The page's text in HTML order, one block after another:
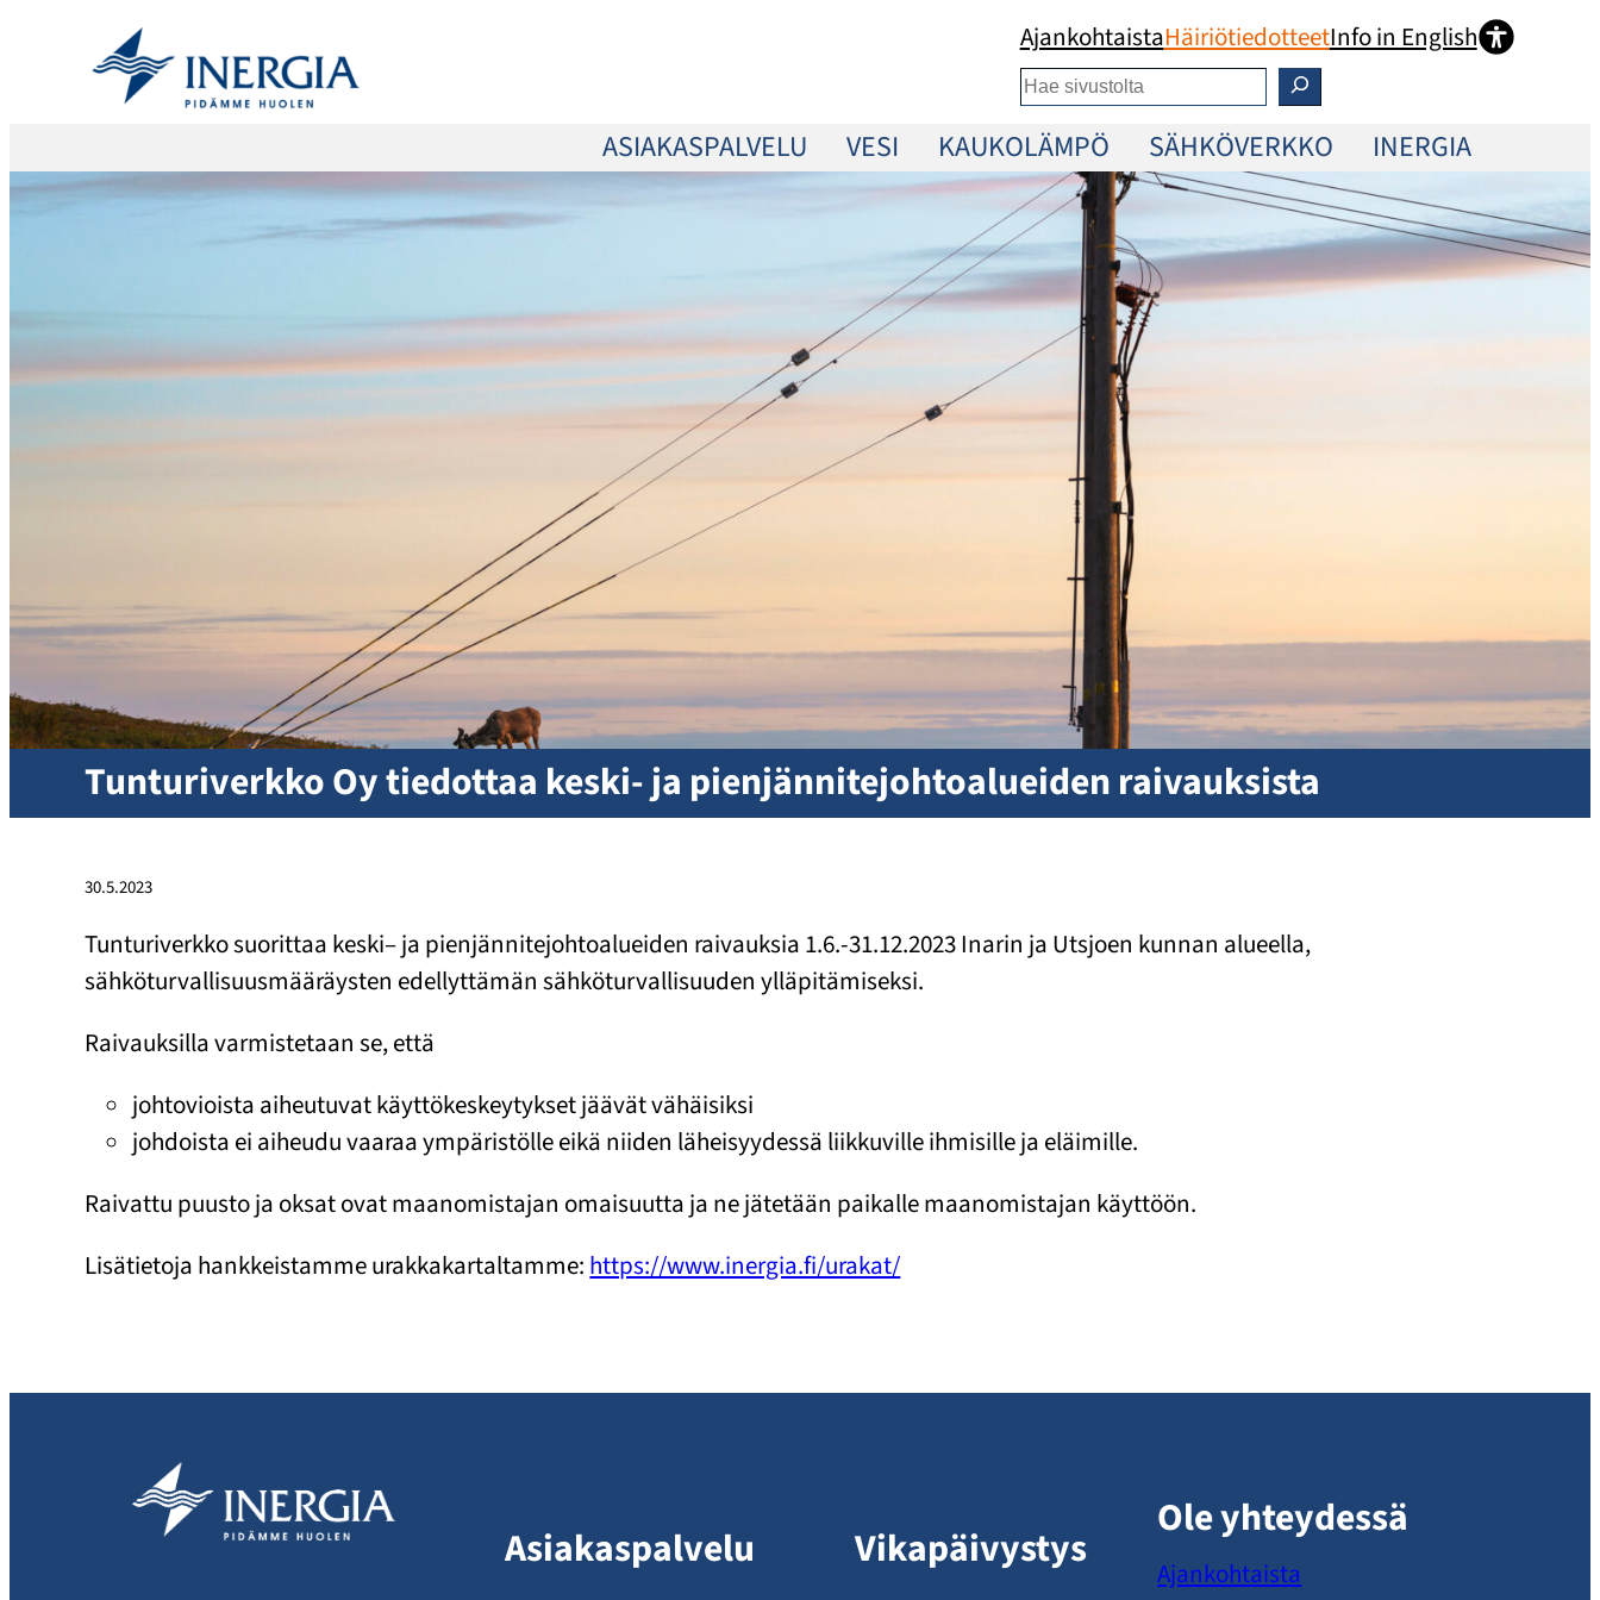
sisältöön
AjankohtaistaHäiriötiedotteetInfo in English
Etsi
ASIAKASPALVELU VESI KAUKOLÄMPÖ SÄHKÖVERKKO INERGIA
Tunturiverkko Oy tiedottaa keski- ja pienjännitejohtoalueiden raivauksista
30.5.2023
Tunturiverkko suorittaa keski– ja pienjännitejohtoalueiden raivauksia 1.6.-31.12.2023 Inarin ja Utsjoen kunnan alueella,
sähköturvallisuusmääräysten edellyttämän sähköturvallisuuden ylläpitämiseksi.
Raivauksilla varmistetaan se, että
johtovioista aiheutuvat käyttökeskeytykset jäävät vähäisiksi
johdoista ei aiheudu vaaraa ympäristölle eikä niiden läheisyydessä liikkuville ihmisille ja eläimille.
Raivattu puusto ja oksat ovat maanomistajan omaisuutta ja ne jätetään paikalle maanomistajan käyttöön.
Lisätietoja hankkeistamme urakkakartaltamme: https://www.inergia.fi/urakat/
Asiakaspalvelu Vikapäivystys
Ole yhteydessä
Ajankohtaista